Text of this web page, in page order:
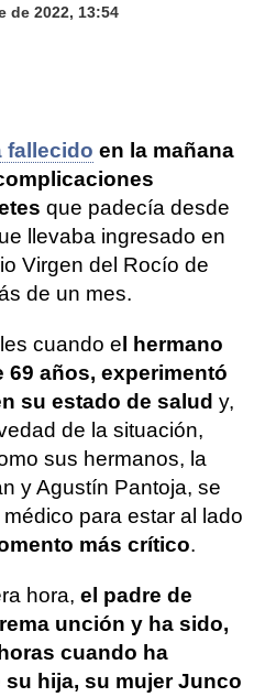
de 2022, 13:54
fallecido en la mañana
que padecía desde
llevaba ingresado en
Virgen del Rocío de
de un mes.
cuando e l hermano
69 años, experimentó
su estado de salud y,
de la situación,
sus hermanos, la
y Agustín Pantoja, se
para estar al lado
más crítico.
hora, el padre de
unción y ha sido,
cuando ha
hija, su mujer Junco